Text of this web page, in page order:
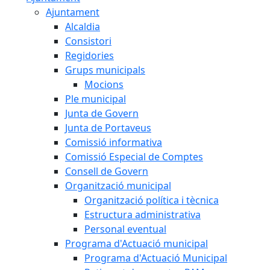
Ajuntament
Alcaldia
Consistori
Regidories
Grups municipals
Mocions
Ple municipal
Junta de Govern
Junta de Portaveus
Comissió informativa
Comissió Especial de Comptes
Consell de Govern
Organització municipal
Organització política i tècnica
Estructura administrativa
Personal eventual
Programa d'Actuació municipal
Programa d'Actuació Municipal